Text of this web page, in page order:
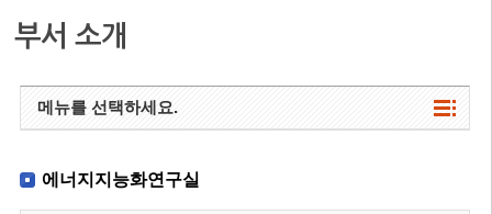
부서 소개
메뉴를 선택하세요.
에너지지능화연구실